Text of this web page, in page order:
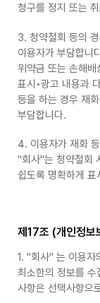
청구를 정지 또는
3. 청약철회 등의
이용자가 부담합니
위약금 또는 손해배
표시•광고 내용과
등을 하는 경우 재
부담합니다.
4. 이용자가 재화
"회사"는 청약철회
쉽도록 명확하게 표
제17조 (개인정보
1. "회사" 는 이용자
최소한의 정보를 수
사항은 선택사항으